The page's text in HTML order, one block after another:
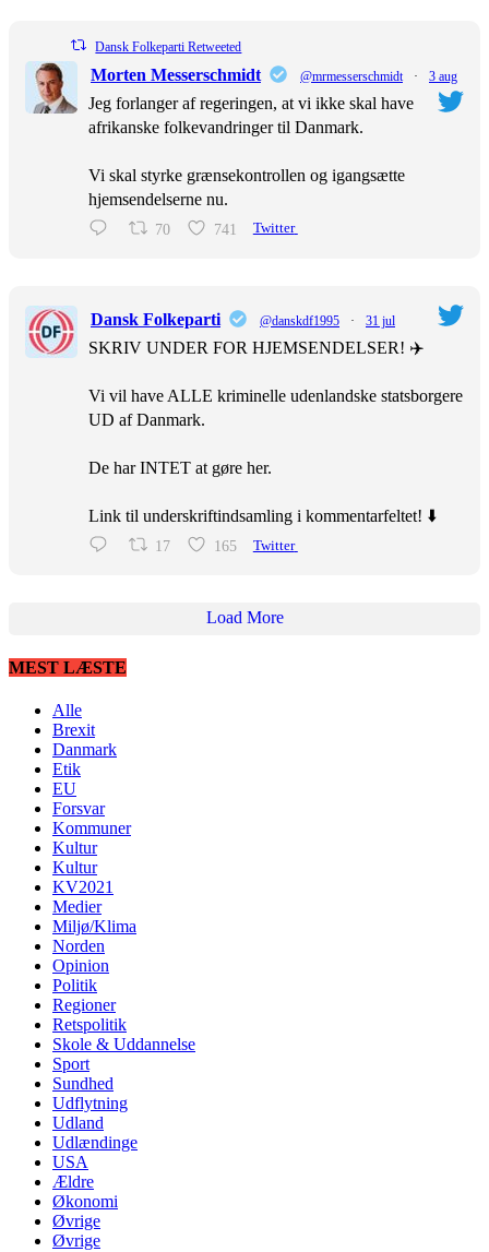
Dansk Folkeparti Retweeted
Morten Messerschmidt @mrmesserschmidt · 3 aug
Jeg forlanger af regeringen, at vi ikke skal have
afrikanske folkevandringer til Danmark.
Vi skal styrke grænsekontrollen og igangsætte
hjemsendelserne nu.
70 741 Twitter
Dansk Folkeparti @danskdf1995 · 31 jul
SKRIV UNDER FOR HJEMSENDELSER! ✈️
Vi vil have ALLE kriminelle udenlandske statsborgere
UD af Danmark.
De har INTET at gøre her.
Link til underskriftindsamling i kommentarfeltet! ⬇️
17 165 Twitter
Load More
MEST LÆSTE
Alle
Brexit
Danmark
Etik
EU
Forsvar
Kommuner
Kultur
Kultur
KV2021
Medier
Miljø/Klima
Norden
Opinion
Politik
Regioner
Retspolitik
Skole & Uddannelse
Sport
Sundhed
Udflytning
Udland
Udlændinge
USA
Ældre
Økonomi
Øvrige
Øvrige